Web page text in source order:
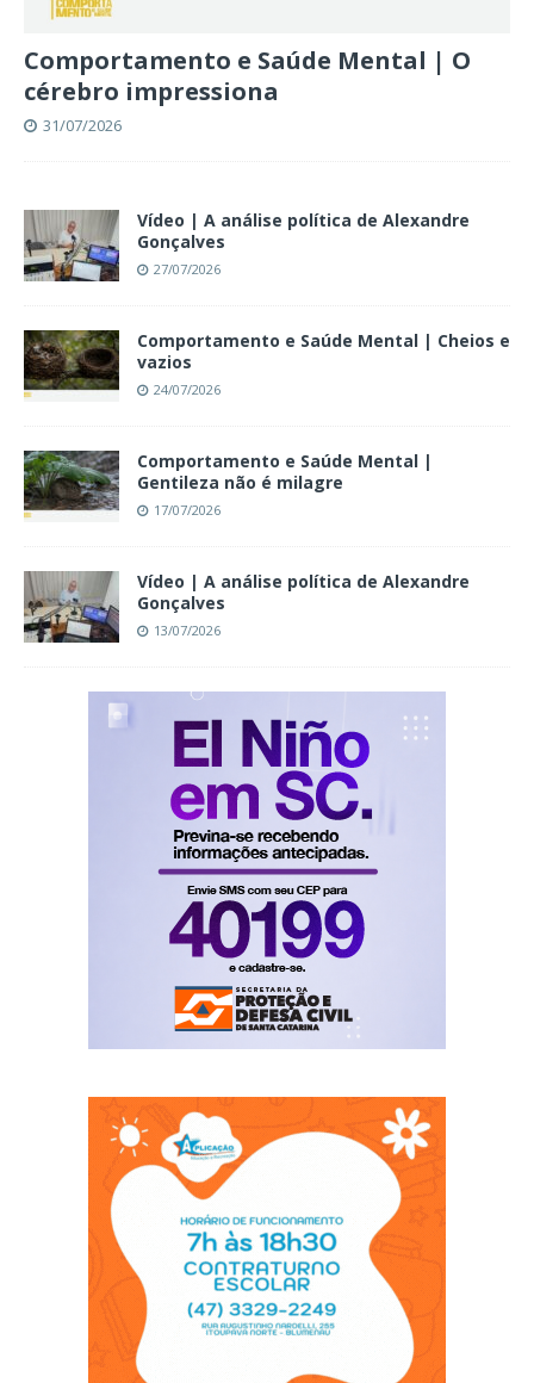
Comportamento e Saúde Mental | O
cérebro impressiona
31/07/2026
Vídeo | A análise política de Alexandre
Gonçalves
27/07/2026
Comportamento e Saúde Mental | Cheios e
vazios
24/07/2026
Comportamento e Saúde Mental |
Gentileza não é milagre
17/07/2026
Vídeo | A análise política de Alexandre
Gonçalves
13/07/2026